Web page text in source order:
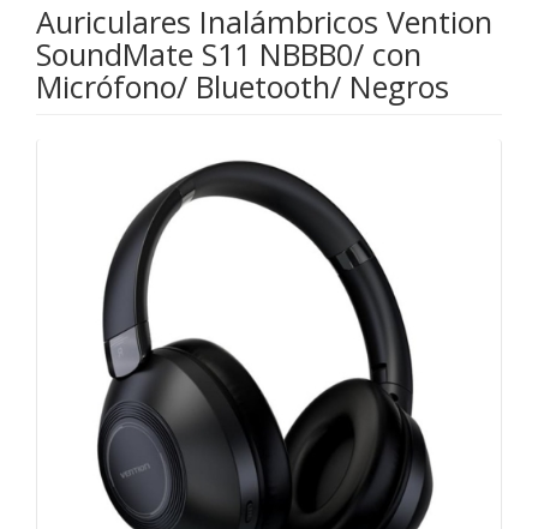
Auriculares Inalámbricos Vention
SoundMate S11 NBBB0/ con
Micrófono/ Bluetooth/ Negros